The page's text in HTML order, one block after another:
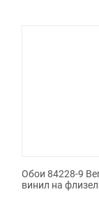
Обои 84228-9
винил на